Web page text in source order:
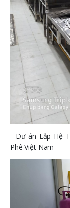
- Dự án Lắp Hệ
Phê Việt Nam